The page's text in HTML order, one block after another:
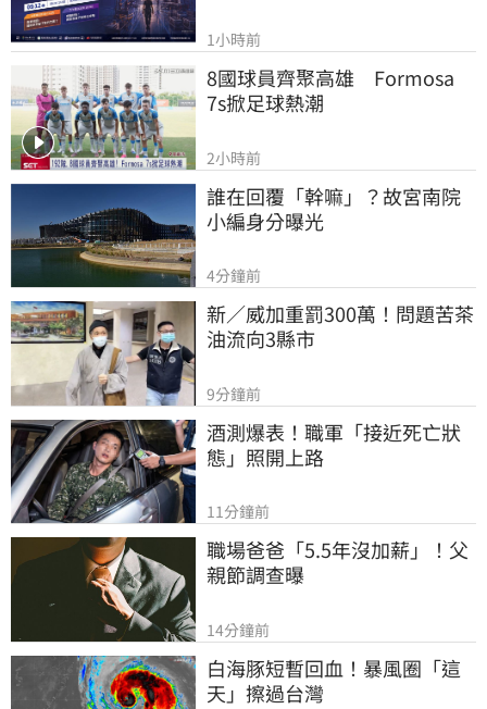
1小時前
8國球員齊聚高雄　Formosa
7s掀足球熱潮
2小時前
誰在回覆「幹嘛」？故宮南院
小編身分曝光
4分鐘前
新／威加重罰300萬！問題苦茶
油流向3縣市
9分鐘前
酒測爆表！職軍「接近死亡狀
態」照開上路
11分鐘前
職場爸爸「5.5年沒加薪」！父
親節調查曝
14分鐘前
白海豚短暫回血！暴風圈「這
天」擦過台灣